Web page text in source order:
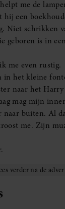
me de
hij een
Niet schrikken
geboren is in
me even rustig.
in het kleine
naar het
mag mijn
naar buiten. Al
me. Zijn